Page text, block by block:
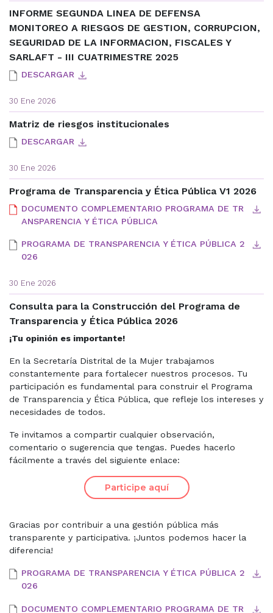
INFORME SEGUNDA LINEA DE DEFENSA
MONITOREO A RIESGOS DE GESTION, CORRUPCION,
SEGURIDAD DE LA INFORMACION, FISCALES Y
SARLAFT - III CUATRIMESTRE 2025
DESCARGAR
30 Ene 2026
Matriz de riesgos institucionales
DESCARGAR
30 Ene 2026
Programa de Transparencia y Ética Pública V1 2026
DOCUMENTO COMPLEMENTARIO PROGRAMA DE TR
ANSPARENCIA Y ÉTICA PÚBLICA
PROGRAMA DE TRANSPARENCIA Y ÉTICA PÚBLICA 2
026
30 Ene 2026
Consulta para la Construcción del Programa de
Transparencia y Ética Pública 2026
¡Tu opinión es importante!
En la Secretaría Distrital de la Mujer trabajamos
constantemente para fortalecer nuestros procesos. Tu
participación es fundamental para construir el Programa
de Transparencia y Ética Pública, que refleje los intereses y
necesidades de todos.
Te invitamos a compartir cualquier observación,
comentario o sugerencia que tengas. Puedes hacerlo
fácilmente a través del siguiente enlace:
Participe aquí
Gracias por contribuir a una gestión pública más
transparente y participativa. ¡Juntos podemos hacer la
diferencia!
PROGRAMA DE TRANSPARENCIA Y ÉTICA PÚBLICA 2
026
DOCUMENTO COMPLEMENTARIO PROGRAMA DE TR